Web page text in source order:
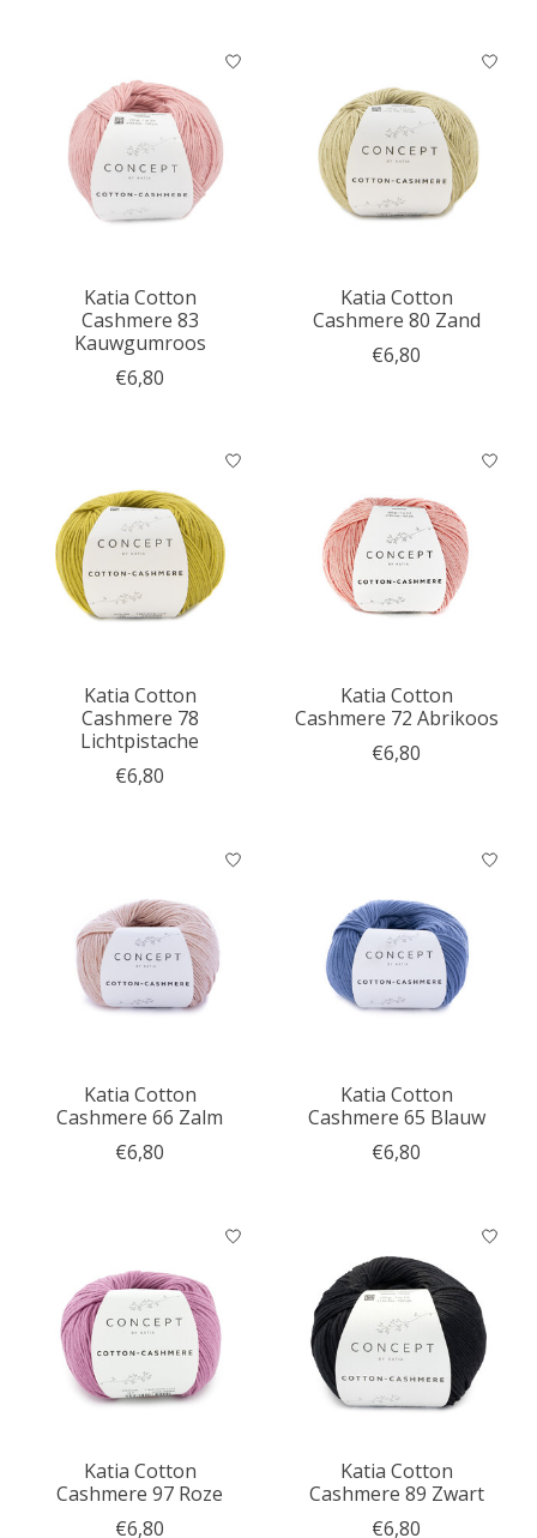
Katia Cotton
Cashmere 83
Kauwgumroos
€6,80
Katia Cotton
Cashmere 80 Zand
€6,80
Katia Cotton
Cashmere 78
Lichtpistache
€6,80
Katia Cotton
Cashmere 72 Abrikoos
€6,80
Katia Cotton
Cashmere 66 Zalm
€6,80
Katia Cotton
Cashmere 65 Blauw
€6,80
Katia Cotton
Cashmere 97 Roze
€6,80
Katia Cotton
Cashmere 89 Zwart
€6,80